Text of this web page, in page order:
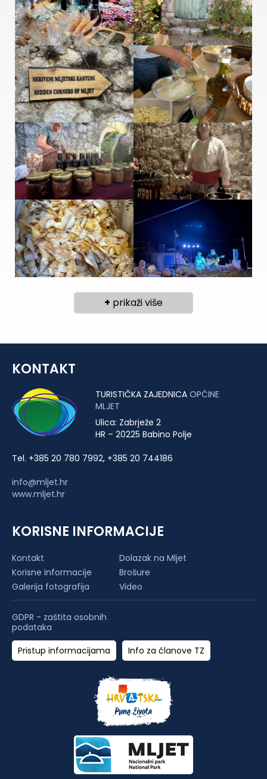
+ prikaži više
KONTAKT
TURISTIČKA ZAJEDNICA OPĆINE
MLJET
Ulica: Zabrježe 2
HR – 20225 Babino Polje
Tel. +385 20 780 7992, +385 20 744186
info@mljet.hr
www.mljet.hr
KORISNE INFORMACIJE
Kontakt
Dolazak na Mljet
Korisne informacije
Brošure
Galerija fotografija
Video
GDPR - zaštita osobnih
podataka
Pristup informacijama
Info za članove TZ